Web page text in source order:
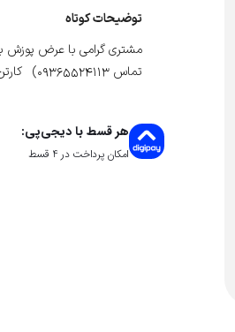
توضیحات کوتاه
مشتری گرامی با عرض پوزش
تماس 09365524113) کارتن پستی سایز 1/5 ابعاد 19 در 10 با ارتفاع 9 سه لایه بسته 20 عددی
هر قسط با دیجی‌پی:
امکان پرداخت در 4 قسط